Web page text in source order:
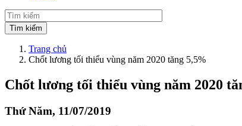
Trang chủ
Chốt lương tối thiểu vùng năm 2020 tăng 5,5%
Chốt lương tối thiểu vùng năm 2020
Thứ Năm, 11/07/2019